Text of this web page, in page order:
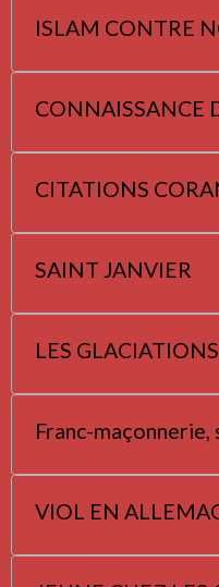
ISLAM CONTRE
CONNAISSANCE
CITATIONS
SAINT JANVIER
LES GLACIATIONS
Franc-maçonnerie,
VIOL EN